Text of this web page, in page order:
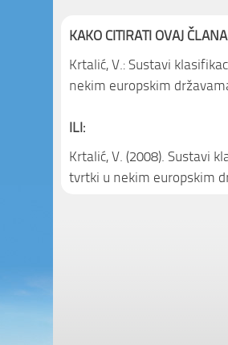
KAKO CITIRATI OVAJ
Krtalić, V.: Sustavi
nekim europskim
ILI:
Krtalić, V. (2008). Sustavi
tvrtki u nekim europskim